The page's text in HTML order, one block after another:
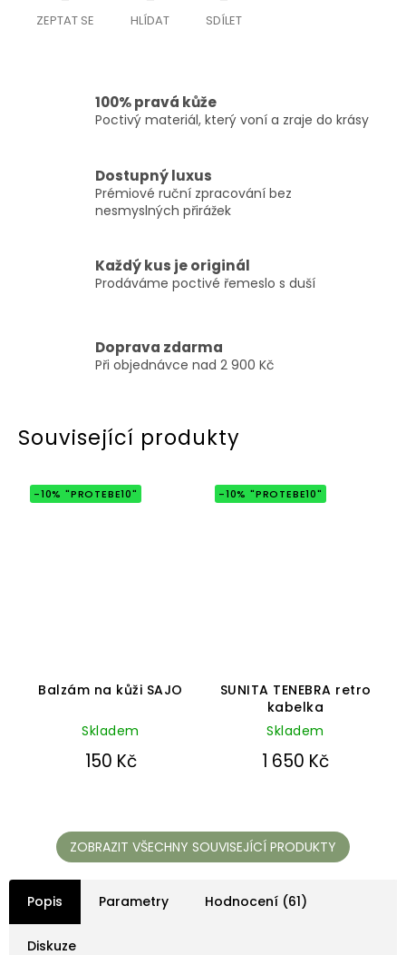
ZEPTAT SE HLÍDAT SDÍLET
100% pravá kůže
Poctivý materiál, který voní a zraje do krásy
Dostupný luxus
Prémiové ruční zpracování bez
nesmyslných přirážek
Každý kus je originál
Prodáváme poctivé řemeslo s duší
Doprava zdarma
Při objednávce nad 2 900 Kč
Související produkty
-10% "PROTEBE10"
Balzám na kůži SAJO
produktu
5,0
z
5
hvězdiček.
Skladem
150 Kč
-10% "PROTEBE10"
SUNITA TENEBRA retro
kabelka
produktu
je
5,0
z
5
hvězdiček.
Skladem
1 650 Kč
ZOBRAZIT VŠECHNY SOUVISEJÍCÍ PRODUKTY
Popis Parametry Hodnocení (61)
Diskuze